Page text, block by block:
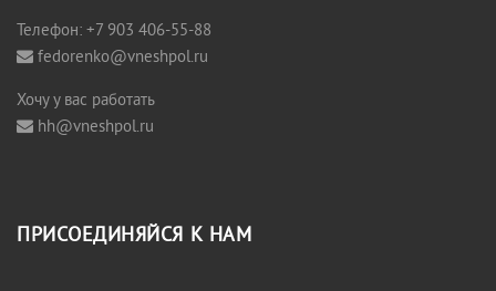
Телефон: +7 903 406-55-88
fedorenko@vneshpol.ru
Хочу у вас работать
hh@vneshpol.ru
ПРИСОЕДИНЯЙСЯ К НАМ